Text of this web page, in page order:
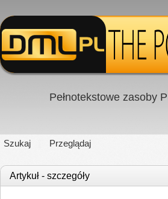
Pełnotekstowe zasoby
Szukaj Przeglądaj
Artykuł - szczegóły